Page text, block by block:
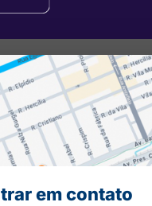
em contato